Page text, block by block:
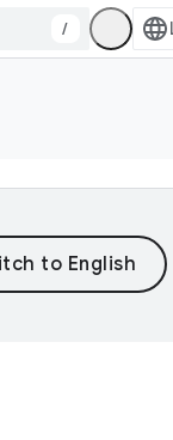
/